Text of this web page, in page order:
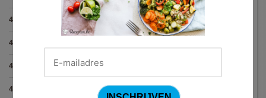
4.9 Gegrilde nougat met esdoornsiroop (14 votes)
4.9
4.9 Gekarameliseerd witloof met serranoham (Ottolenghi)
4.9 (11 votes)